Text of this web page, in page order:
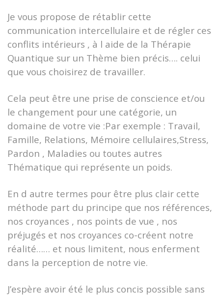
Je vous propose de rétablir cette
communication intercellulaire et de régler ces
conflits intérieurs , à l aide de la Thérapie
Quantique sur un Thème bien précis…. celui
que vous choisirez de travailler.
Cela peut être une prise de conscience et/ou
le changement pour une catégorie, un
domaine de votre vie :Par exemple : Travail,
Famille, Relations, Mémoire cellulaires,Stress,
Pardon , Maladies ou toutes autres
Thématique qui représente un poids.
En d autre termes pour être plus clair cette
méthode part du principe que nos références,
nos croyances , nos points de vue , nos
préjugés et nos croyances co-créent notre
réalité…… et nous limitent, nous enferment
dans la perception de notre vie.
J’espère avoir été le plus concis possible sans